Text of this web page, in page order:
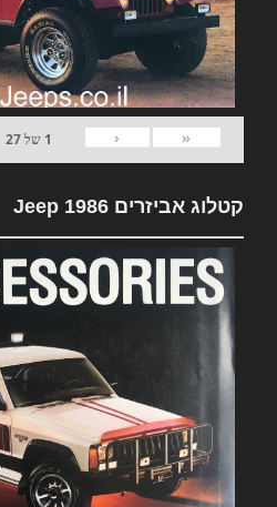
«
‹
1 של27
קטלוג אביזרים Jeep 1986